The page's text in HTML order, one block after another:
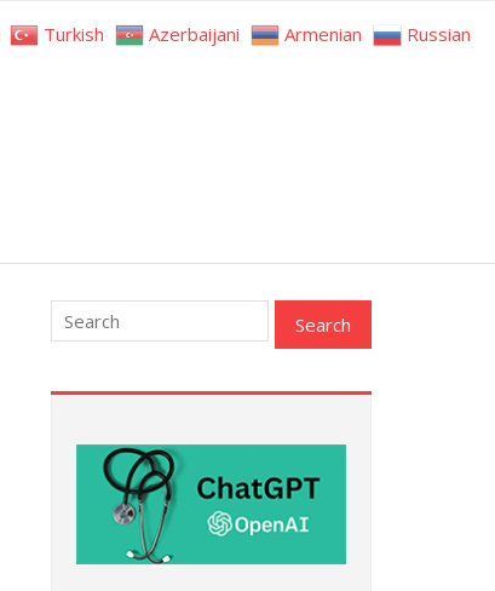
Turkish Azerbaijani Armenian Russian